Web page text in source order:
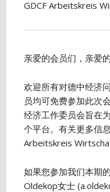
GDCF Arbeitskreis
亲爱的会员们，亲爱
欢迎所有对德中经济
员均可免费参加此次会
经济工作委员会旨在
个平台。有关更多信
Arbeitskreis
如果您参加我们本期
Oldekop女士